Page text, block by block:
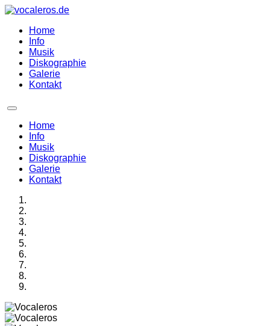
Home
Info
Musik
Diskographie
Galerie
Kontakt
Home
Info
Musik
Diskographie
Galerie
Kontakt